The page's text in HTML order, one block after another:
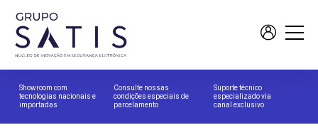
Showroom com
tecnologias nacionais e
importadas
Consulte nossas
condições especiais de
parcelamento
Suporte técnico
especializado via
canal exclusivo